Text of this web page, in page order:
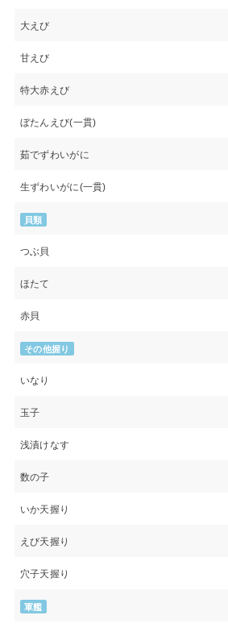
大えび
甘えび
特大赤えび
ぼたんえび(一貫)
茹でずわいがに
生ずわいがに(一貫)
貝類
つぶ貝
ほたて
赤貝
その他握り
いなり
玉子
浅漬けなす
数の子
いか天握り
えび天握り
穴子天握り
軍艦